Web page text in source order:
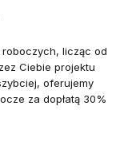
licząc od
Ciebie projektu
oferujemy
za dopłatą 30%